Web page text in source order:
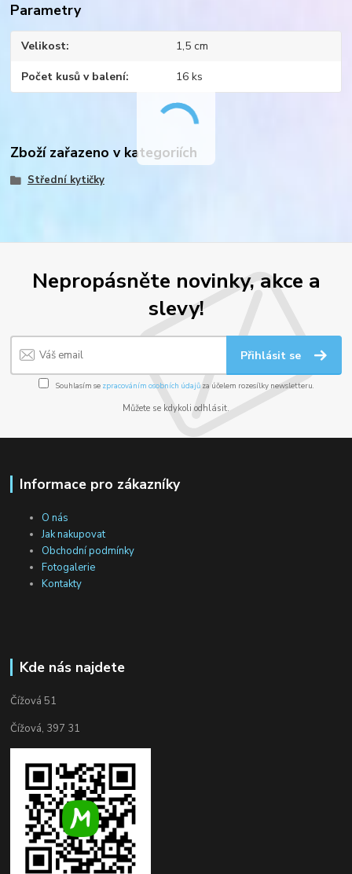
Parametry
Velikost 1,5 cm
Počet kusů v balení 16 ks
Zboží zařazeno v kategoriích
Střední kytičky
Nepropásněte novinky, akce a
slevy!
Přihlásit se
Souhlasím se zpracováním osobních údajůza účelem rozesílky newsletteru.
Můžete se kdykoli odhlásit.
Informace pro zákazníky
O nás
Jak nakupovat
Obchodní podmínky
Fotogalerie
Kontakty
Kde nás najdete
Čížová 51
Čížová, 397 31